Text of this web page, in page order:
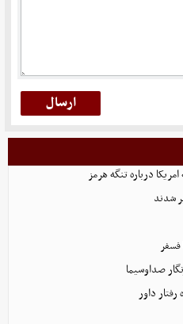
درباره تنگه هرمز
فسفر
صداوسیما
داور